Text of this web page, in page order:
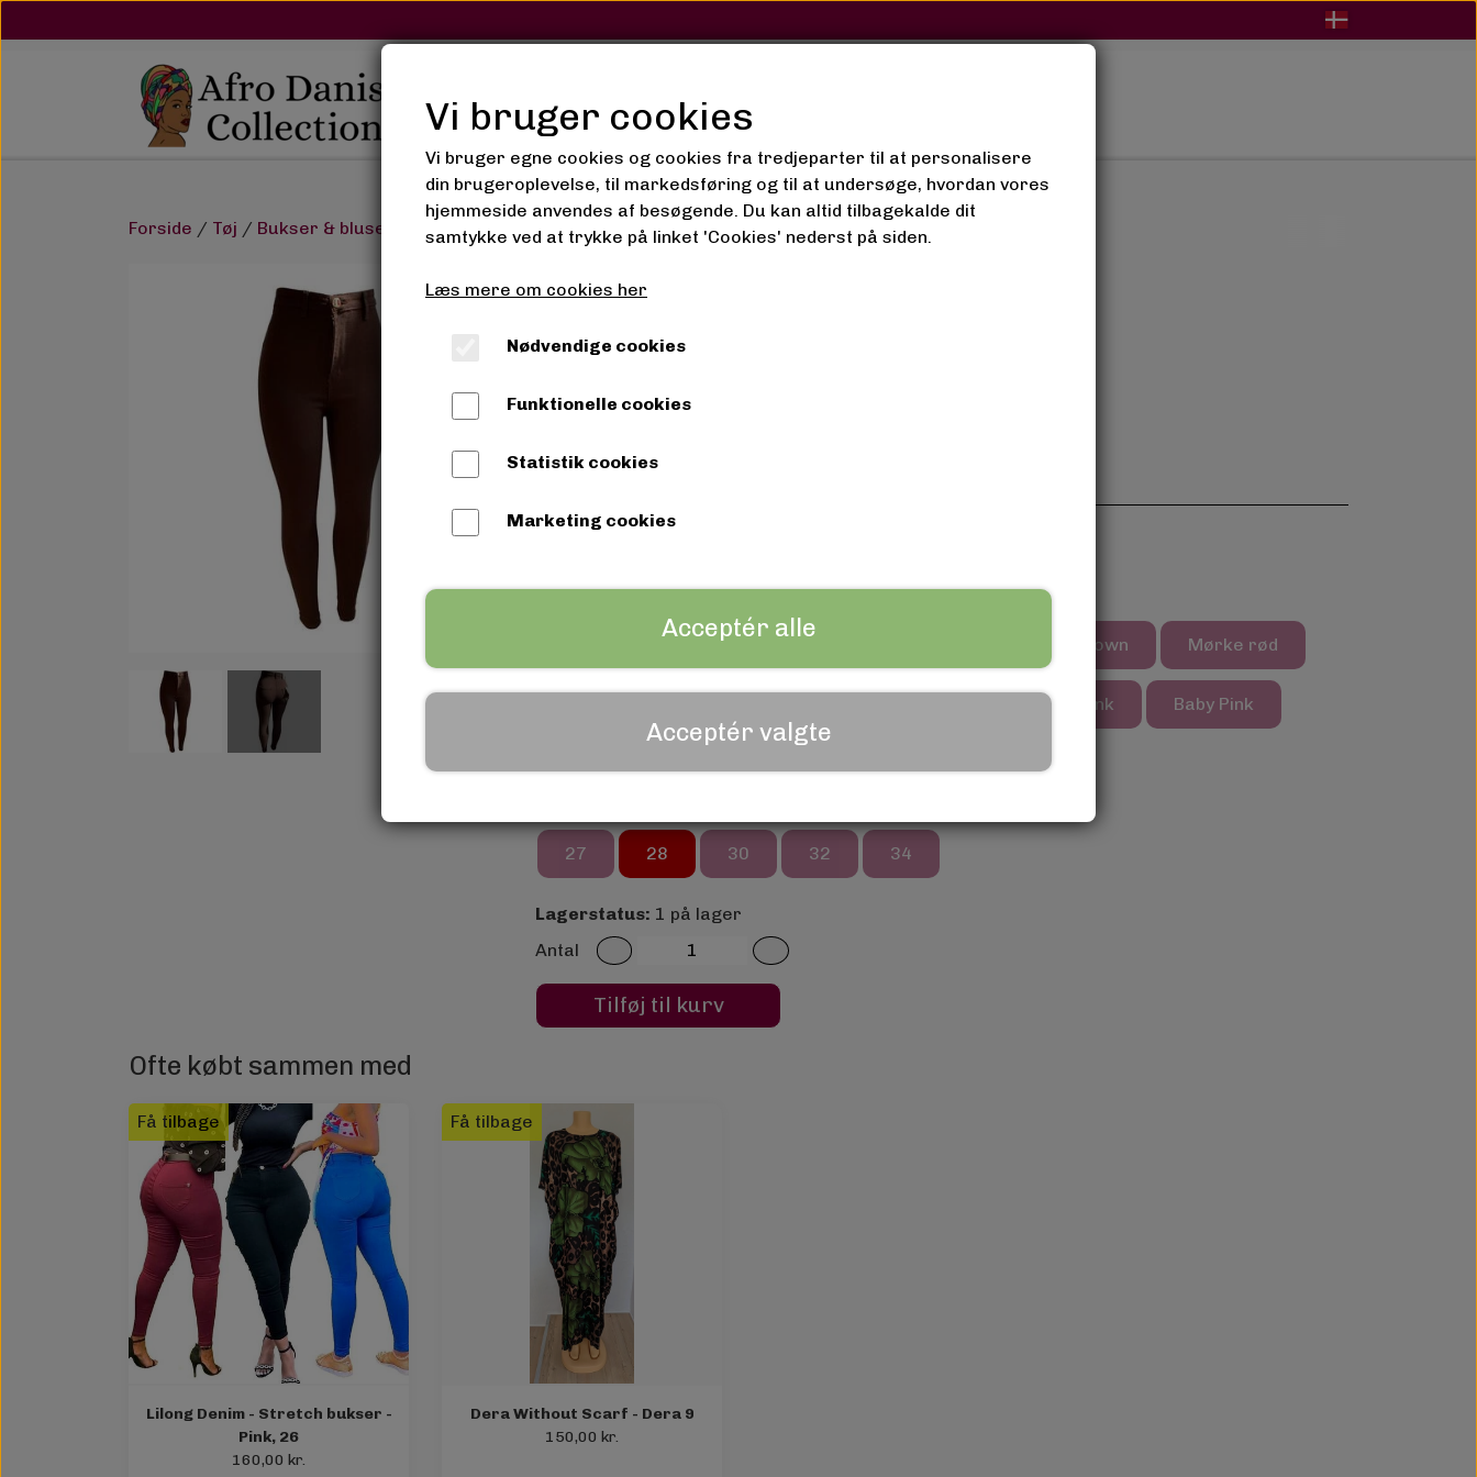
SHOP
Forside Tøj Bukser & bluser Lilong Denim - Stretch bukser
Lilong Denim - Stretch bukser
Jungle Green, 28
Lilong Denim - Stretch bukser
Jungle Green Brown Mørke rød
Pink Baby Pink
27 28 30 32 34
Lagerstatus: 1 på lager
Antal
Tilføj til kurv
Ofte købt sammen med
Få tilbage
Lilong Denim - Stretch bukser -
Pink, 26
160,00 kr.
Få tilbage
Dera Without Scarf - Dera 9
150,00 kr.
Vi bruger cookies
Vi bruger egne cookies og cookies fra tredjeparter til at personalisere
din brugeroplevelse, til markedsføring og til at undersøge, hvordan vores
hjemmeside anvendes af besøgende. Du kan altid tilbagekalde dit
samtykke ved at trykke på linket 'Cookies' nederst på siden.
Læs mere om cookies her
Nødvendige cookies
Funktionelle cookies
Statistik cookies
Marketing cookies
Acceptér alle
Acceptér valgte